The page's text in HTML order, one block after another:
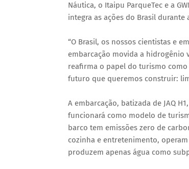
Náutica, o Itaipu ParqueTec e a
integra as ações do Brasil durante
“O Brasil, os nossos cientistas e
embarcação movida a hidrogênio
reafirma o papel do turismo
futuro que queremos construir:
A embarcação, batizada de JAQ
funcionará como modelo de
barco tem emissões zero de
cozinha e entretenimento,
produzem apenas água como